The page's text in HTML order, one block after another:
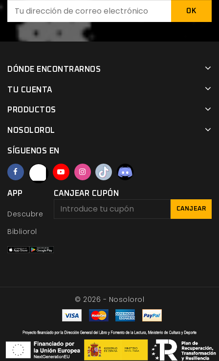
DÓNDE ENCONTRARNOS
TU CUENTA
PRODUCTOS
NOSOLOROL
SÍGUENOS EN
APP
Descubre
Bibliorol
CANJEAR CUPÓN
CANJEAR
© 2026 - Nosolorol